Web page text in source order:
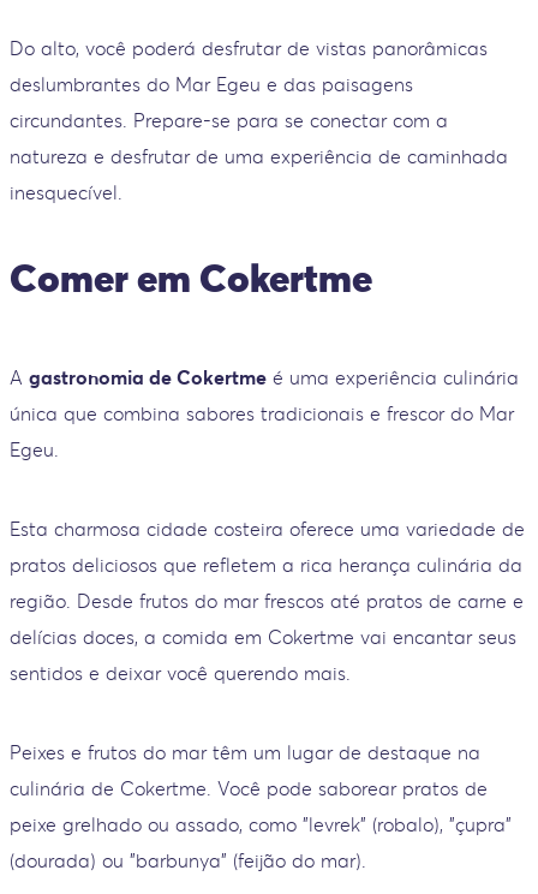
Do alto, você poderá desfrutar de vistas panorâmicas
deslumbrantes do Mar Egeu e das paisagens
circundantes. Prepare-se para se conectar com a
natureza e desfrutar de uma experiência de caminhada
inesquecível.
Comer em Cokertme
A gastronomia de Cokertme é uma experiência culinária
única que combina sabores tradicionais e frescor do Mar
Egeu.
Esta charmosa cidade costeira oferece uma variedade de
pratos deliciosos que refletem a rica herança culinária da
região. Desde frutos do mar frescos até pratos de carne e
delícias doces, a comida em Cokertme vai encantar seus
sentidos e deixar você querendo mais.
Peixes e frutos do mar têm um lugar de destaque na
culinária de Cokertme. Você pode saborear pratos de
peixe grelhado ou assado, como "levrek" (robalo), "çupra"
(dourada) ou "barbunya" (feijão do mar).